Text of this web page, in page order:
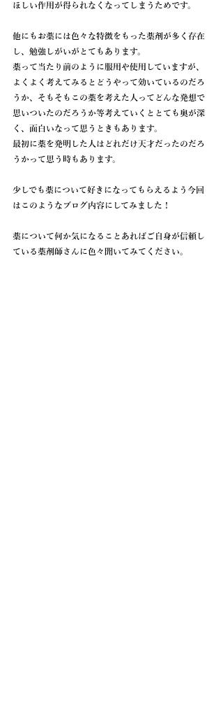
ほしい作用が得られなくなってしまうためです。
他にもお薬には色々な特徴をもった薬剤が多く存在
し、勉強しがいがとてもあります。
薬って当たり前のように服用や使用していますが、
よくよく考えてみるとどうやって効いているのだろ
うか、そもそもこの薬を考えた人ってどんな発想で
思いついたのだろうか等考えていくととても奥が深
く、面白いなって思うときもあります。
最初に薬を発明した人はどれだけ天才だったのだろ
うかって思う時もあります。
少しでも薬について好きになってもらえるよう今回
はこのようなブログ内容にしてみました！
薬について何か気になることあればご自身が信頼し
ている薬剤師さんに色々聞いてみてください。